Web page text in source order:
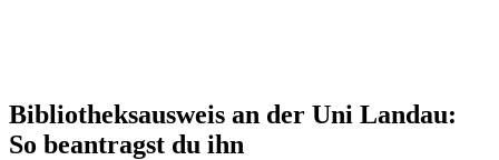
Bibliotheksausweis an der Uni Landau:
So beantragst du ihn